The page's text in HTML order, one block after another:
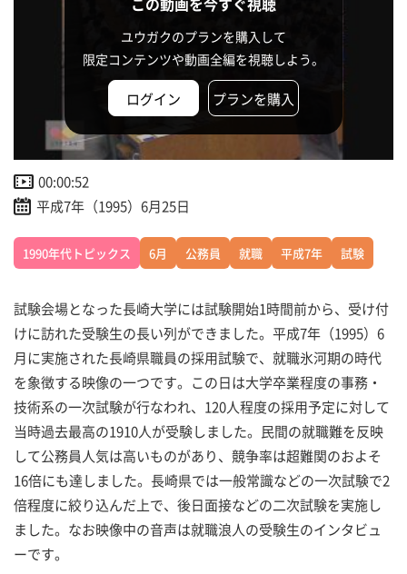
ユウガクのプランを購入して
限定コンテンツや動画全編を視聴しよう。
ログイン プランを購入
00:00:52
平成7年（1995）6月25日
1990年代トピックス 6月 公務員 就職 平成7年 試験
試験会場となった長崎大学には試験開始1時間前から、受け付
けに訪れた受験生の長い列ができました。平成7年（1995）6
月に実施された長崎県職員の採用試験で、就職氷河期の時代
を象徴する映像の一つです。この日は大学卒業程度の事務・
技術系の一次試験が行なわれ、120人程度の採用予定に対して
当時過去最高の1910人が受験しました。民間の就職難を反映
して公務員人気は高いものがあり、競争率は超難関のおよそ
16倍にも達しました。長崎県では一般常識などの一次試験で2
倍程度に絞り込んだ上で、後日面接などの二次試験を実施し
ました。なお映像中の音声は就職浪人の受験生のインタビュ
ーです。